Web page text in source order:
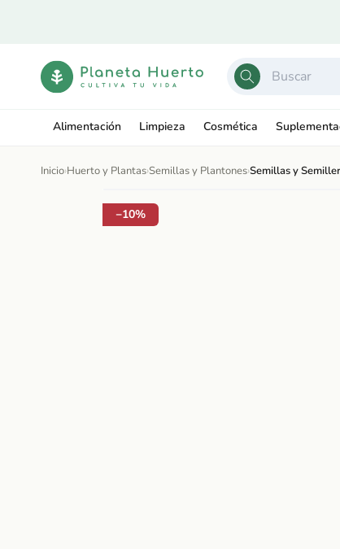
Alimentación Limpieza Cosmética
Inicio›Huerto y Plantas›Semillas y Plantones›Semillas y
Ir
a la
información
elemento
−10%